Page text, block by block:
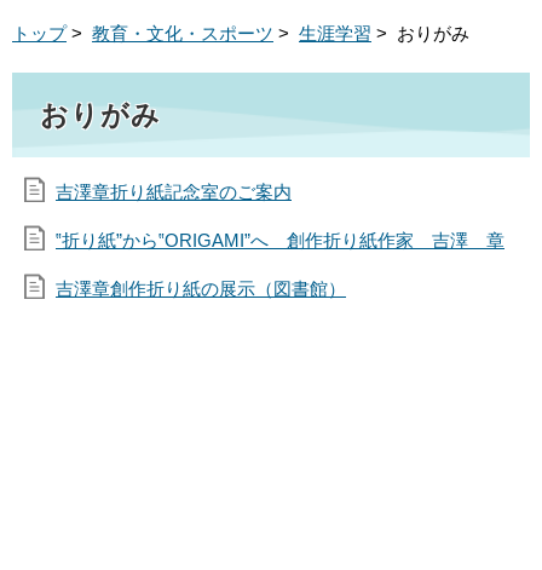
トップ> 教育・文化・スポーツ > 生涯学習 > おりがみ
おりがみ
吉澤章折り紙記念室のご案内
‟折り紙”から‟ORIGAMI”へ 創作折り紙作家 吉澤 章
吉澤章創作折り紙の展示（図書館）